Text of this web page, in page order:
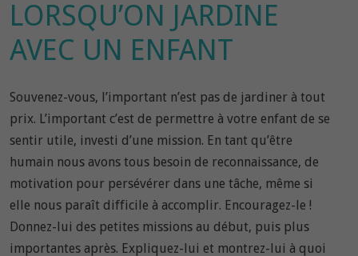
LORSQU’ON JARDINE
AVEC UN ENFANT
Souvenez-vous, l’important n’est pas de jardiner à tout
prix. L’important c’est de permettre à votre enfant de se
sentir utile, investi d’une mission. En tant qu’être
humain nous avons tous besoin de reconnaissance, de
motivation pour persévérer dans une tâche, même si
elle nous paraît difficile à accomplir. Encouragez-le !
Donnez-lui des petites missions au début, puis plus
importantes après. Expliquez-lui et montrez-lui à quoi